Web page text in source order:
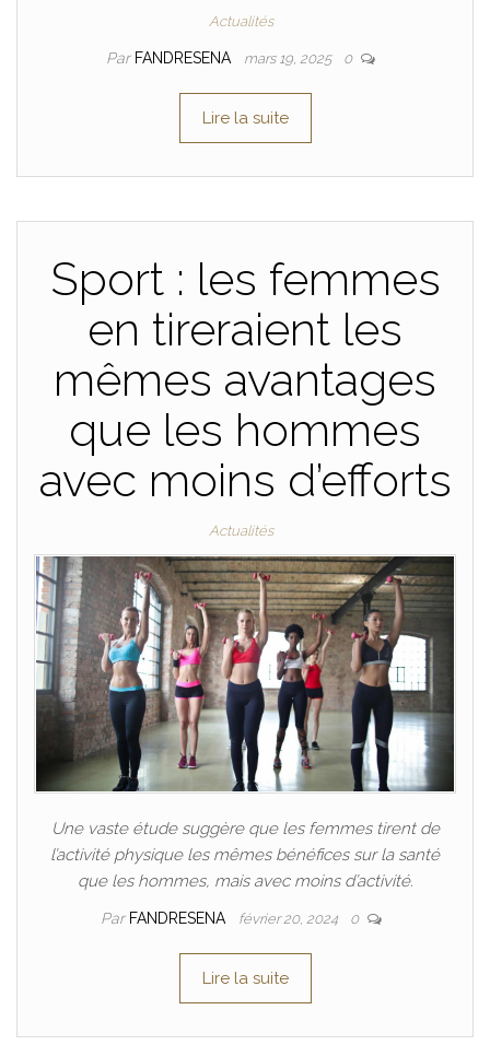
Actualités
Par FANDRESENA mars 19, 2025 0
Lire la suite
Sport : les femmes
en tireraient les
mêmes avantages
que les hommes
avec moins d’efforts
Actualités
Une vaste étude suggère que les femmes tirent de
l’activité physique les mêmes bénéfices sur la santé
que les hommes, mais avec moins d’activité.
Par FANDRESENA février 20, 2024 0
Lire la suite